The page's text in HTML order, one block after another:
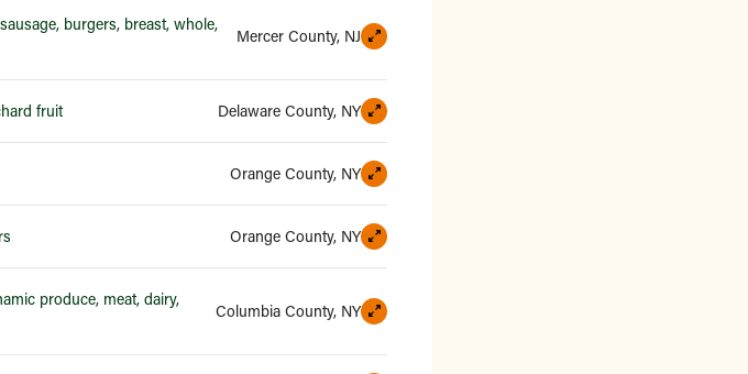
burgers, breast, whole,
Mercer County, NJ
fruit Delaware County, NY
Orange County, NY
Orange County, NY
produce, meat, dairy,
Columbia County, NY